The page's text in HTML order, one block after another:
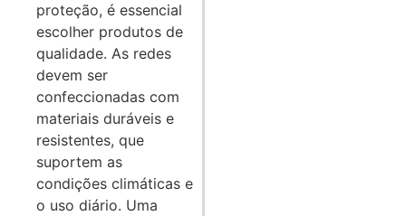
proteção, é essencial
escolher produtos de
qualidade. As redes
devem ser
confeccionadas com
materiais duráveis e
resistentes, que
suportem as
condições climáticas e
o uso diário. Uma